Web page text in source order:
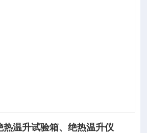
热温升试验箱、绝热温升仪